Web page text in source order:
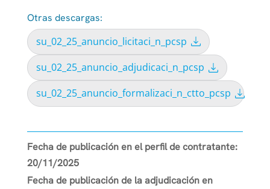
Otras descargas:
su_02_25_anuncio_licitaci_n_pcsp
su_02_25_anuncio_adjudicaci_n_pcsp
su_02_25_anuncio_formalizaci_n_ctto_pcsp
Fecha de publicación en el perfil de contratante:
20/11/2025
Fecha de publicación de la adjudicación en